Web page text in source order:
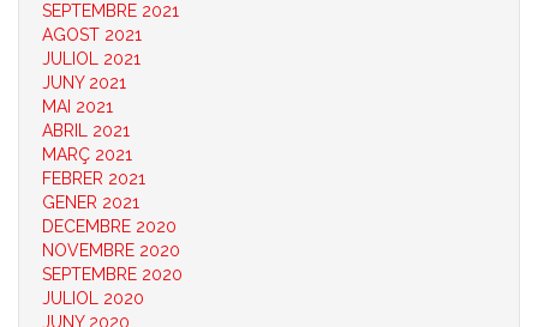
SEPTEMBRE 2021
AGOST 2021
JULIOL 2021
JUNY 2021
MAI 2021
ABRIL 2021
MARÇ 2021
FEBRER 2021
GENER 2021
DECEMBRE 2020
NOVEMBRE 2020
SEPTEMBRE 2020
JULIOL 2020
JUNY 2020